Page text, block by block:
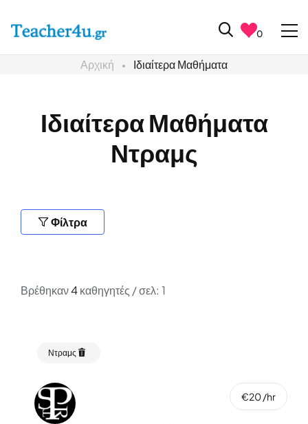
0
Αρχική Ιδιαίτερα Μαθήματα
Ιδιαίτερα Μαθήματα
Ντραμς
Φίλτρα
Βρέθηκαν4καθηγητές / σελ: 1
Ντραμς
€20 /hr